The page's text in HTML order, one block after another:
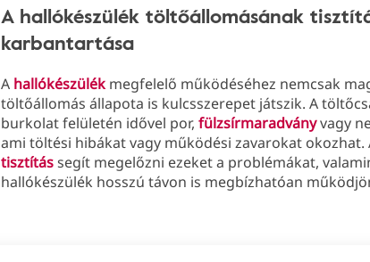
A hallókészülék töltőállomásának
karbantartása
A hallókészülékmegfelelő működéséhez nemcsak
töltőállomás állapota is kulcsszerepet játszik. A
burkolat felületén idővel por, fülzsírmaradványvagy
ami töltési hibákat vagy működési zavarokat okozhat.
tisztítássegít megelőzni ezeket a problémákat,
hallókészülék hosszú távon is megbízhatóan